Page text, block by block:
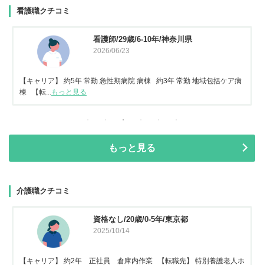
看護職クチコミ
看護師/29歳/6-10年/神奈川県
2026/06/23
【キャリア】 約5年 常勤 急性期病院 病棟 約3年 常勤 地域包括ケア病
棟 【転...もっと見る
もっと見る
介護職クチコミ
資格なし/20歳/0-5年/東京都
2025/10/14
【キャリア】 約2年 正社員 倉庫内作業 【転職先】 特別養護老人ホ